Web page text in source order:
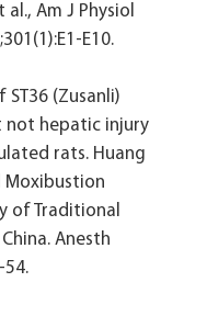
Am J Physiol
E10.
(Zusanli)
not hepatic injury
rats. Huang
Moxibustion
of Traditional
Anesth
54.